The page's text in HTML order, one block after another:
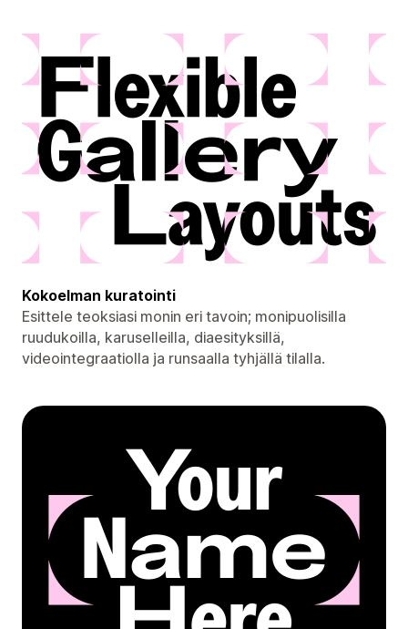
Kokoelman kuratointi
Esittele teoksiasi monin eri tavoin; monipuolisilla
ruudukoilla, karuselleilla, diaesityksillä,
videointegraatiolla ja runsaalla tyhjällä tilalla.